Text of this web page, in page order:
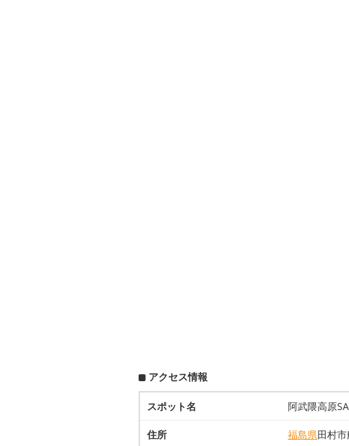
アクセス情報
スポット名 阿武隈高原
住所 福島県田村